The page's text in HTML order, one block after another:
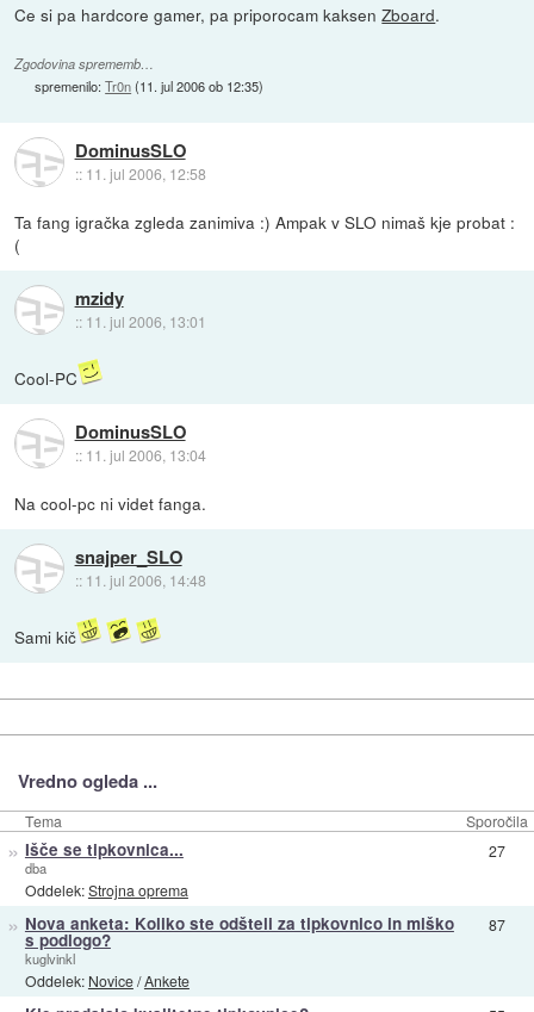
Ce si pa hardcore gamer, pa priporocam kaksenZboard.
Zgodovina sprememb…
spremenilo:Tr0n(11. jul 2006 ob 12:35)
DominusSLO
:: 11. jul 2006, 12:58
Ta fang igračka zgleda zanimiva :) Ampak v SLO nimaš kje probat :
(
mzidy
:: 11. jul 2006, 13:01
Cool-PC
DominusSLO
:: 11. jul 2006, 13:04
Na cool-pc ni videt fanga.
snajper_SLO
:: 11. jul 2006, 14:48
Sami kič
Vredno ogleda ...
Tema Sporočila
» Išče se tipkovnica...
dba
Oddelek:Strojna oprema
27
» Nova anketa: Koliko ste odšteli za tipkovnico in miško
s podlogo?
kuglvinkl
Oddelek: Novice/Ankete
87